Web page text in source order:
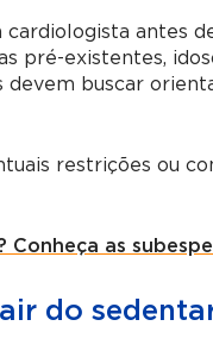
antes
pré-existentes,
buscar
restrições ou
as
do